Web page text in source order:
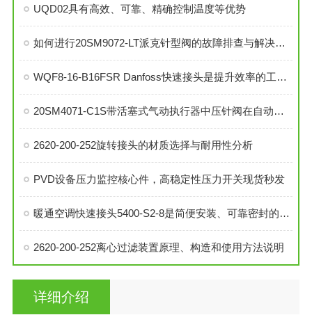
UQD02具有高效、可靠、精确控制温度等优势
如何进行20SM9072-LT派克针型阀的故障排查与解决措施？
WQF8-16-B16FSR Danfoss快速接头是提升效率的工业连接解决方案
20SM4071-C1S带活塞式气动执行器中压针阀在自动化系统中的角色与功能
2620-200-252旋转接头的材质选择与耐用性分析
PVD设备压力监控核心件，高稳定性压力开关现货秒发
暖通空调快速接头5400-S2-8是简便安装、可靠密封的理想选择
2620-200-252离心过滤装置原理、构造和使用方法说明
详细介绍